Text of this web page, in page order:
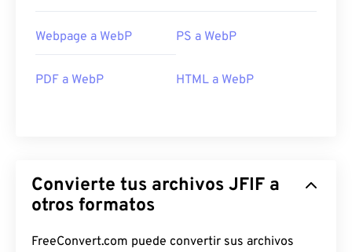
Webpage a WebP PS a WebP
PDF a WebP HTML a WebP
Convierte tus archivos JFIF a
otros formatos
FreeConvert.com puede convertir sus archivos